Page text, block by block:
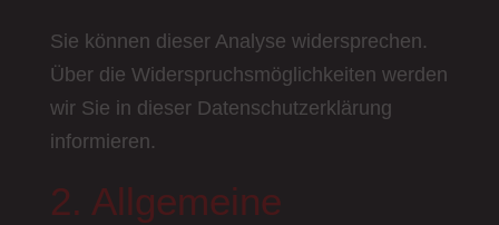
Sie können dieser Analyse widersprechen.
Über die Widerspruchsmöglichkeiten werden
wir Sie in dieser Datenschutzerklärung
informieren.
2. Allgemeine